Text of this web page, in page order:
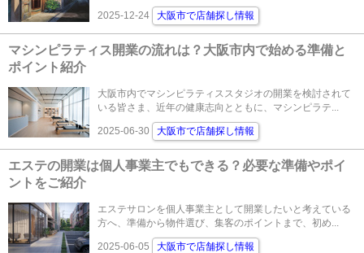
2025-12-24 大阪市で店舗探し情報
マシンピラティス開業の流れは？大阪市内で始める準備と
ポイント紹介
大阪市内でマシンピラティススタジオの開業を検討されて
いる皆さま、近年の健康志向とともに、マシンピラテ...
2025-06-30 大阪市で店舗探し情報
エステの開業は個人事業主でもできる？必要な準備やポイ
ントをご紹介
エステサロンを個人事業主として開業したいと考えている
方へ、準備から物件選び、集客のポイントまで、初め...
2025-06-05 大阪市で店舗探し情報